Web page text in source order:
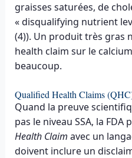
graisses saturées, de
« disqualifying nutrient
(4)). Un produit très gras
health claim sur le
beaucoup.
Qualified Health Claims
Quand la preuve
pas le niveau SSA, la
Health Claim avec un
doivent inclure un